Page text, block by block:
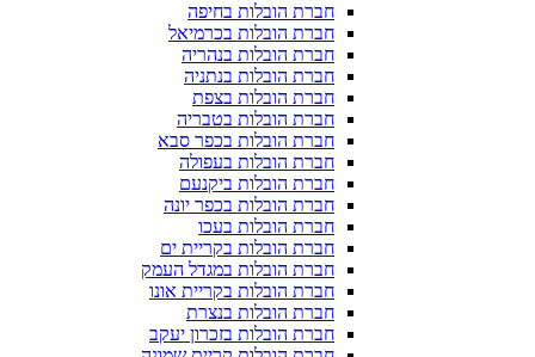
חברת הובלות בחיפה
חברת הובלות בכרמיאל
חברת הובלות בנהריה
חברת הובלות בנתניה
חברת הובלות בצפת
חברת הובלות בטבריה
חברת הובלות בכפר סבא
חברת הובלות בעפולה
חברת הובלות ביקנעם
חברת הובלות בכפר יונה
חברת הובלות בעכו
חברת הובלות בקריית ים
חברת הובלות במגדל העמק
חברת הובלות בקריית אונו
חברת הובלות בנצרת
חברת הובלות בזכרון יעקב